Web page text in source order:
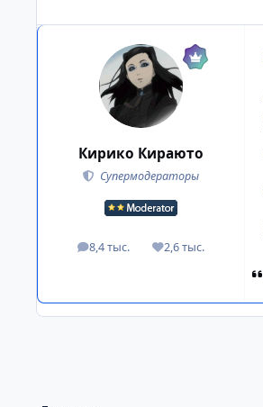
Кирико Кираюто
Супермодераторы
8,4 тыс.
посты 2,6 тыс.
Репутация